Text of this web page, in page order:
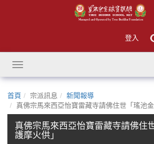
登入
Toggle
navigation
首頁 宗派訊息
新聞報導
真佛宗馬來西亞怡寶雷藏寺請佛住世「瑤池金
真佛宗馬來西亞怡寶雷藏寺請佛住
護摩火供」